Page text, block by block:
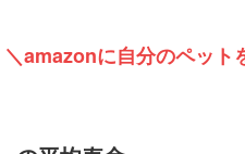
＼amazonに自分のペット